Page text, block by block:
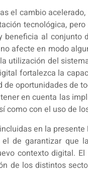
el cambio
tecnológica,
al
afecte en modo
utilización del
fortalezca la
oportunidades de
en cuenta las
como con el uso de
en la
de garantizar que
contexto digital.
de los distintos